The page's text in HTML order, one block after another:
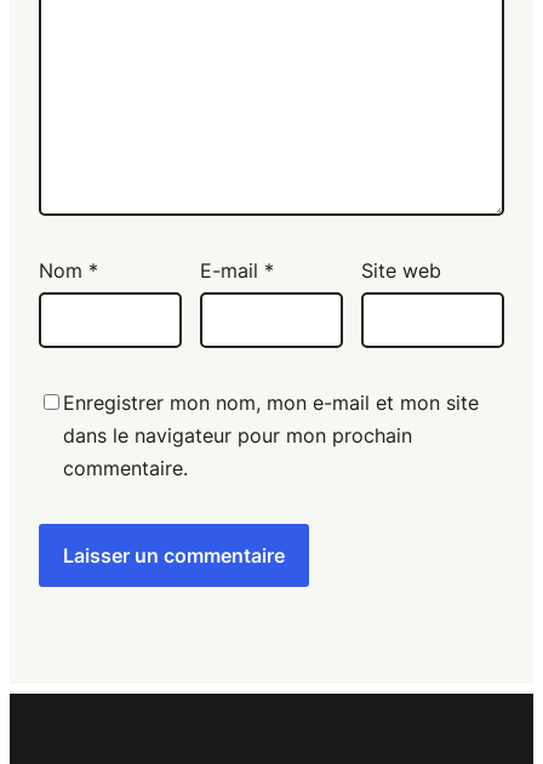
Nom * E-mail * Site web
Enregistrer mon nom, mon e-mail et mon site
dans le navigateur pour mon prochain
commentaire.